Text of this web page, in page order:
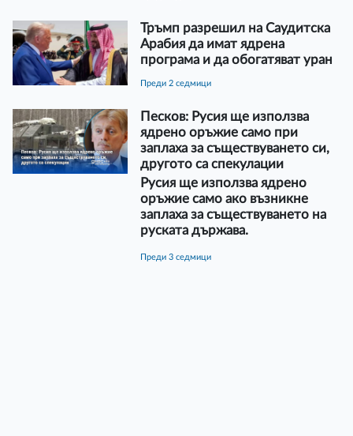
Тръмп разрешил на Саудитска
Арабия да имат ядрена
програма и да обогатяват уран
преди 2 седмици
Песков: Русия ще използва
ядрено оръжие само при
заплаха за съществуването си,
другото са спекулации
Русия ще използва ядрено
оръжие само ако възникне
заплаха за съществуването на
руската държава.
преди 3 седмици